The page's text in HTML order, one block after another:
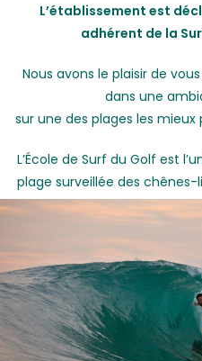
L’établissement est
adhérent de la
Nous avons le plaisir de
dans une
sur une des plages les
L’École de Surf du Golf est
plage surveillée des